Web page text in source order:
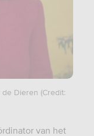
Dieren (Credit:
van het